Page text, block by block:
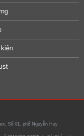
Số 01, phố Nguyễn Huy